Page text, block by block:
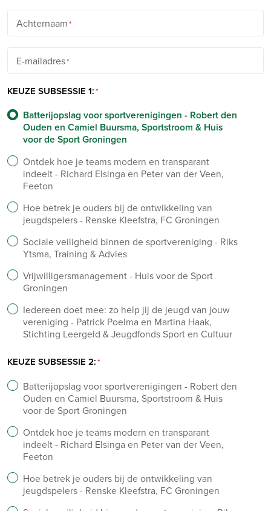
Achternaam
E-mailadres
KEUZE SUBSESSIE 1:
Batterijopslag voor sportverenigingen - Robert den
Ouden en Camiel Buursma, Sportstroom & Huis
voor de Sport Groningen
Ontdek hoe je teams modern en transparant
indeelt - Richard Elsinga en Peter van der Veen,
Feeton
Hoe betrek je ouders bij de ontwikkeling van
jeugdspelers - Renske Kleefstra, FC Groningen
Sociale veiligheid binnen de sportvereniging - Riks
Ytsma, Training & Advies
Vrijwilligersmanagement - Huis voor de Sport
Groningen
Iedereen doet mee: zo help jij de jeugd van jouw
vereniging - Patrick Poelma en Martina Haak,
Stichting Leergeld & Jeugdfonds Sport en Cultuur
KEUZE SUBSESSIE 2:
Batterijopslag voor sportverenigingen - Robert den
Ouden en Camiel Buursma, Sportstroom & Huis
voor de Sport Groningen
Ontdek hoe je teams modern en transparant
indeelt - Richard Elsinga en Peter van der Veen,
Feeton
Hoe betrek je ouders bij de ontwikkeling van
jeugdspelers - Renske Kleefstra, FC Groningen